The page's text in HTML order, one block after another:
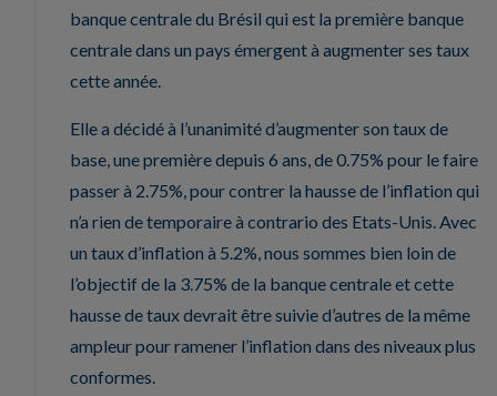
banque centrale du Brésil qui est la première banque
centrale dans un pays émergent à augmenter ses taux
cette année.
Elle a décidé à l’unanimité d’augmenter son taux de
base, une première depuis 6 ans, de 0.75% pour le faire
passer à 2.75%, pour contrer la hausse de l’inflation qui
n’a rien de temporaire à contrario des Etats-Unis. Avec
un taux d’inflation à 5.2%, nous sommes bien loin de
l’objectif de la 3.75% de la banque centrale et cette
hausse de taux devrait être suivie d’autres de la même
ampleur pour ramener l’inflation dans des niveaux plus
conformes.